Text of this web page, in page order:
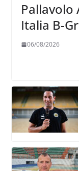
Pallavolo
Italia B-
06/08/2026